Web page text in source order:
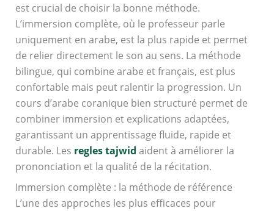
est crucial de choisir la bonne méthode.
L’immersion complète, où le professeur parle
uniquement en arabe, est la plus rapide et permet
de relier directement le son au sens. La méthode
bilingue, qui combine arabe et français, est plus
confortable mais peut ralentir la progression. Un
cours d’arabe coranique bien structuré permet de
combiner immersion et explications adaptées,
garantissant un apprentissage fluide, rapide et
durable. Les regles tajwid aident à améliorer la
prononciation et la qualité de la récitation.
Immersion complète : la méthode de référence
L’une des approches les plus efficaces pour